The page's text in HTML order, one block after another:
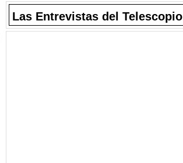
Las Entrevistas del Telescopio